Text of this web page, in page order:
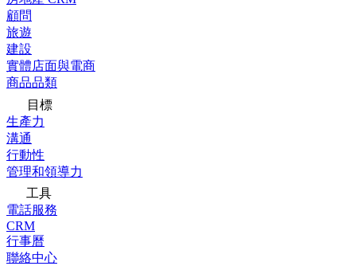
顧問
旅遊
建設
實體店面與電商
商品品類
目標
生產力
溝通
行動性
管理和領導力
工具
電話服務
CRM
行事曆
聯絡中心